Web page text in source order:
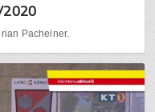
Pacheiner.